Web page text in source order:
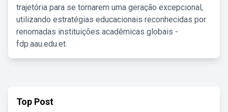
trajetória para se tornarem uma geração excepcional,
utilizando estratégias educacionais reconhecidas por
renomadas instituições acadêmicas globais -
fdp.aau.edu.et.
Top Post